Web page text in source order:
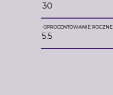
OPROCENTOWANIE ROCZNE